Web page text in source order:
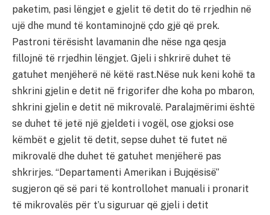
paketim, pasi lëngjet e gjelit të detit do të rrjedhin në
ujë dhe mund të kontaminojnë çdo gjë që prek.
Pastroni tërësisht lavamanin dhe nëse nga qesja
fillojnë të rrjedhin lëngjet. Gjeli i shkrirë duhet të
gatuhet menjëherë në këtë rast.Nëse nuk keni kohë ta
shkrini gjelin e detit në frigorifer dhe koha po mbaron,
shkrini gjelin e detit në mikrovalë. Paralajmërimi është
se duhet të jetë një gjeldeti i vogël, ose gjoksi ose
këmbët e gjelit të detit, sepse duhet të futet në
mikrovalë dhe duhet të gatuhet menjëherë pas
shkrirjes. “Departamenti Amerikan i Bujqësisë”
sugjeron që së pari të kontrollohet manuali i pronarit
të mikrovalës për t’u siguruar që gjeli i detit